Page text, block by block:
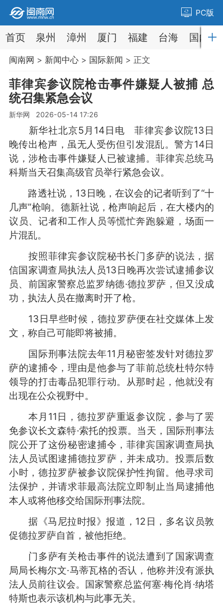
PC版
首页 泉州 漳州 厦门 福建 台海 国内
闽南网 > 新闻中心> 国际新闻 > 正文
菲律宾参议院枪击事件嫌疑人被捕 总
统召集紧急会议
新华网 2026-05-14 17:26
新华社北京5月14日电 菲律宾参议院13日
晚传出枪声，虽无人受伤但引发混乱。警方14日
说，涉枪击事件嫌疑人已被逮捕。菲律宾总统马
科斯当天召集高级官员举行紧急会议。
路透社说，13日晚，在议会的记者听到了“十
几声”枪响。德新社说，枪声响起后，在大楼内的
议员、记者和工作人员等慌忙奔跑躲避，场面一
片混乱。
按照菲律宾参议院秘书长门多萨的说法，据
信国家调查局执法人员13日晚再次尝试逮捕参议
员、前国家警察总监罗纳德·德拉罗萨，但又没成
功，执法人员在撤离时开了枪。
13日早些时候，德拉罗萨便在社交媒体上发
文，称自己可能即将被捕。
国际刑事法院去年11月秘密签发针对德拉罗
萨的逮捕令，理由是他参与了菲前总统杜特尔特
领导的打击毒品犯罪行动。从那时起，他就没有
出现在公众视野中。
本月11日，德拉罗萨重返参议院，参与了罢
免参议长文森特·索托的投票。当天，国际刑事法
院公开了这份秘密逮捕令，菲律宾国家调查局执
法人员试图逮捕德拉罗萨，并未成功。投票后数
小时，德拉罗萨被参议院保护性拘留。他寻求司
法保护，并请求菲最高法院立即制止当局逮捕他
本人或将他移交给国际刑事法院。
据《马尼拉时报》报道，12日，多名议员敦
促德拉罗萨自首，被他拒绝。
门多萨有关枪击事件的说法遭到了国家调查
局局长梅尔文·马蒂瓦格的否认，他称并没有派执
法人员前往议会。国家警察总监何塞·梅伦肖·纳塔
特斯也表示该机构与此事无关。